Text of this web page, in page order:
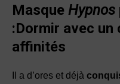
Masque Hypnos
:Dormir avec un
affinités
Il a d’ores et déjà